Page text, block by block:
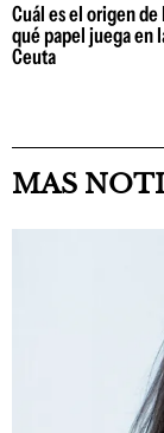
Cuál es el origen de
qué papel juega en
Ceuta
MAS